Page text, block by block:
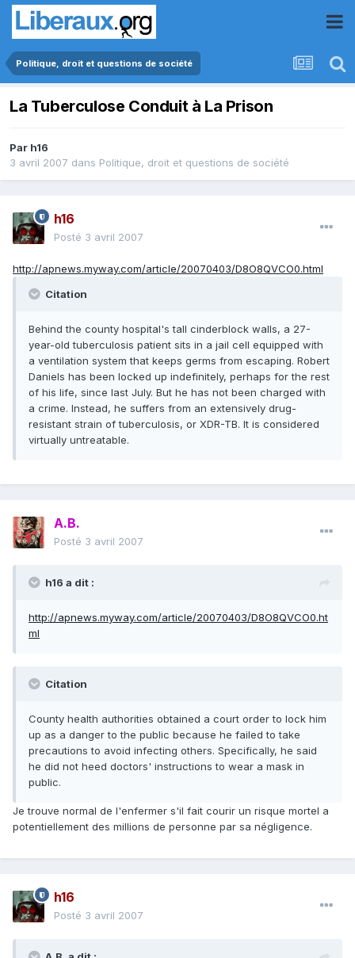
Politique, droit et questions de société
La Tuberculose Conduit à La Prison
Par h16
3 avril 2007 dans Politique, droit et questions de société
h16
Posté 3 avril 2007
http://apnews.myway.com/article/20070403/D8O8QVCO0.html
Citation
Behind the county hospital's tall cinderblock walls, a 27-
year-old tuberculosis patient sits in a jail cell equipped with
a ventilation system that keeps germs from escaping. Robert
Daniels has been locked up indefinitely, perhaps for the rest
of his life, since last July. But he has not been charged with
a crime. Instead, he suffers from an extensively drug-
resistant strain of tuberculosis, or XDR-TB. It is considered
virtually untreatable.
A.B.
Posté 3 avril 2007
h16 a dit :
http://apnews.myway.com/article/20070403/D8O8QVCO0.ht
ml
Citation
County health authorities obtained a court order to lock him
up as a danger to the public because he failed to take
precautions to avoid infecting others. Specifically, he said
he did not heed doctors' instructions to wear a mask in
public.
Je trouve normal de l'enfermer s'il fait courir un risque mortel a
potentiellement des millions de personne par sa négligence.
h16
Posté 3 avril 2007